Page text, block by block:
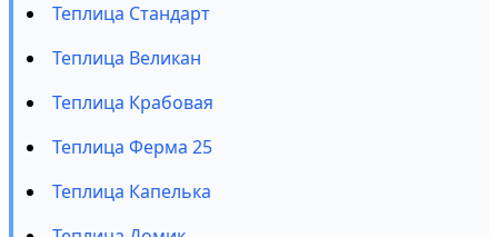
Теплица Стандарт
Теплица Великан
Теплица Крабовая
Теплица Ферма 25
Теплица Капелька